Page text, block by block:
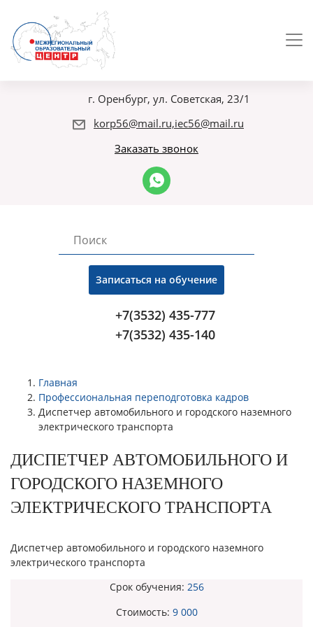
г. Оренбург, ул. Советская, 23/1
korp56@mail.ru,iec56@mail.ru
Заказать звонок
Записаться на обучение
+7(3532) 435-777
+7(3532) 435-140
Главная
Профессиональная переподготовка кадров
Диспетчер автомобильного и городского наземного
электрического транспорта
ДИСПЕТЧЕР АВТОМОБИЛЬНОГО И
ГОРОДСКОГО НАЗЕМНОГО
ЭЛЕКТРИЧЕСКОГО ТРАНСПОРТА
Диспетчер автомобильного и городского наземного
электрического транспорта
Срок обучения: 256
Стоимость: 9 000